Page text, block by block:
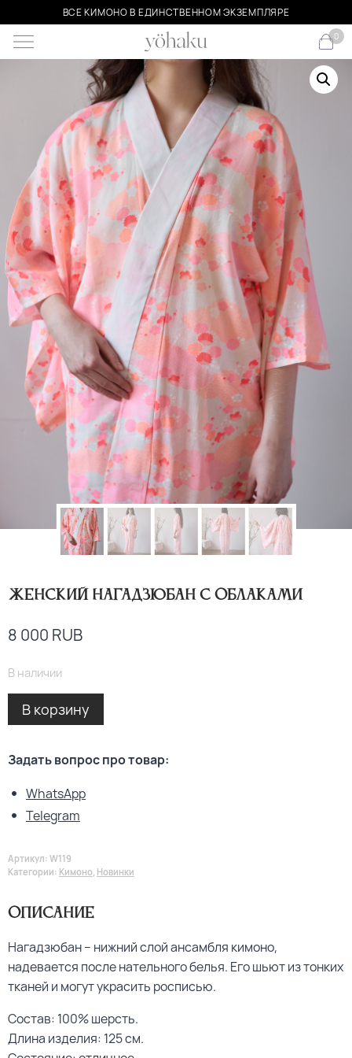
ВСЕ КИМОНО В ЕДИНСТВЕННОМ ЭКЗЕМПЛЯРЕ
0
Женский нагадзюбан с облаками
8 000 RUB
В наличии
В корзину
Задать вопрос про товар:
WhatsApp
Telegram
Артикул: W119
Категории: Кимоно, Новинки
Описание
Нагадзюбан – нижний слой ансамбля кимоно,
надевается после нательного белья. Его шьют из тонких
тканей и могут украсить росписью.
Состав: 100% шерсть.
Длина изделия: 125 см.